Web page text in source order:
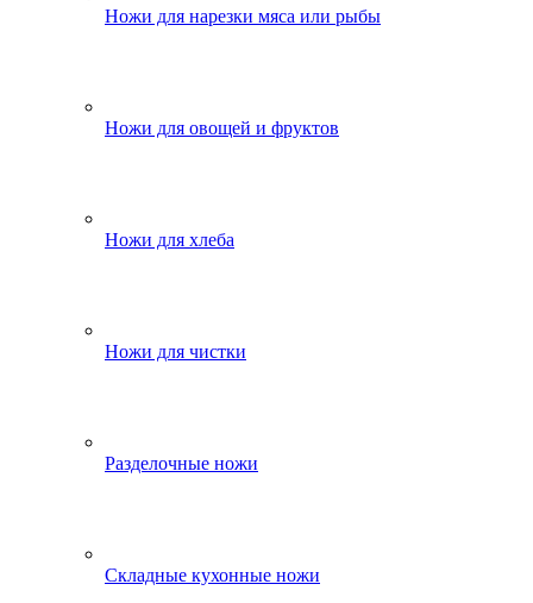
Ножи для нарезки мяса или рыбы
Ножи для овощей и фруктов
Ножи для хлеба
Ножи для чистки
Разделочные ножи
Складные кухонные ножи